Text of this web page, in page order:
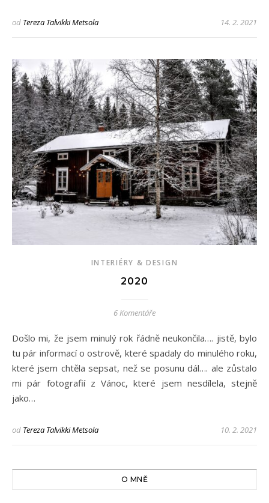
od Tereza Talvikki Metsola 14. 2. 2021
INTERIÉRY & DESIGN
2020
6 Komentáře
Došlo mi, že jsem minulý rok řádně neukončila…. jistě, bylo
tu pár informací o ostrově, které spadaly do minulého roku,
které jsem chtěla sepsat, než se posunu dál…. ale zůstalo
mi pár fotografií z Vánoc, které jsem nesdílela, stejně
jako…
od Tereza Talvikki Metsola 10. 2. 2021
O MNĚ